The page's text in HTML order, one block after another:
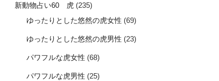
新動物占い60 虎 (235)
ゆったりとした悠然の虎女性 (69)
ゆったりとした悠然の虎男性 (23)
パワフルな虎女性 (68)
パワフルな虎男性 (25)